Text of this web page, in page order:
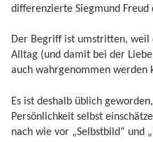
differenzierte Siegmund Freud
Der Begriff ist umstritten, weil
Alltag (und damit bei der
auch wahrgenommen werden
Es ist deshalb üblich
Persönlichkeit selbst
nach wie vor „Selbstbild“ und